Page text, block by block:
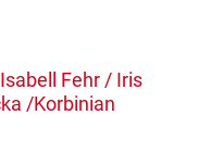
Fehr / Iris
/Korbinian